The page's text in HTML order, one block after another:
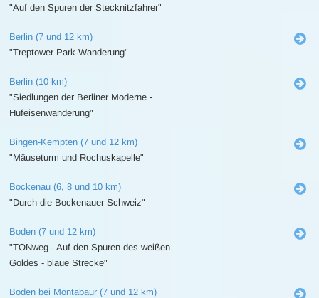
"Auf den Spuren der Stecknitzfahrer"
Berlin (7 und 12 km)
"Treptower Park-Wanderung"
Berlin (10 km)
"Siedlungen der Berliner Moderne -
Hufeisenwanderung"
Bingen-Kempten (7 und 12 km)
"Mäuseturm und Rochuskapelle"
Bockenau (6, 8 und 10 km)
"Durch die Bockenauer Schweiz"
Boden (7 und 12 km)
"TONweg - Auf den Spuren des weißen
Goldes - blaue Strecke"
Boden bei Montabaur (7 und 12 km)